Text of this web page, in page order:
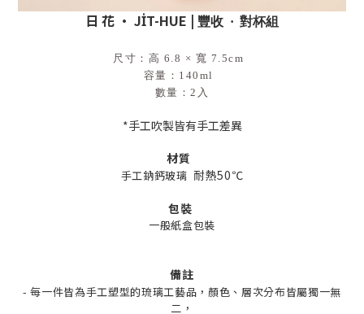
日 花 · JI̍T-HUE | 豐收 · 對杯組
尺寸：高 6.8 × 寬 7.5cm
容量：140ml
數量：2入
*手工吹製皆有手工差異
材質
手工鈉鈣玻璃 耐熱50℃
包裝
一般紙盒包裝
備註
- 每一件皆為手工塑型的琉璃工藝品，顏色、層次分布皆屬獨一無
二，